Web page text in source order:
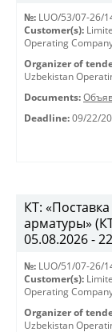
№: LUO/53/07-26/
Customer(s):
Operating
Organizer of
Uzbekistan
Documents:
Deadline: 09/22/
КТ:
арматуры»
05.08.2026 -
№: LUO/51/07-26/
Customer(s):
Operating
Organizer of
Uzbekistan